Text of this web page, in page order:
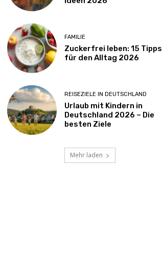
FAMILIE
Zuckerfrei leben: 15 Tipps
für den Alltag 2026
REISEZIELE IN DEUTSCHLAND
Urlaub mit Kindern in
Deutschland 2026 – Die
besten Ziele
Mehr laden